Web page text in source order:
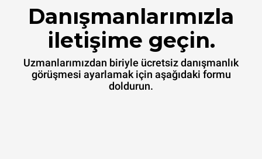
Danışmanlarımızla
iletişime geçin.
Uzmanlarımızdan biriyle ücretsiz danışmanlık
görüşmesi ayarlamak için aşağıdaki formu
doldurun.